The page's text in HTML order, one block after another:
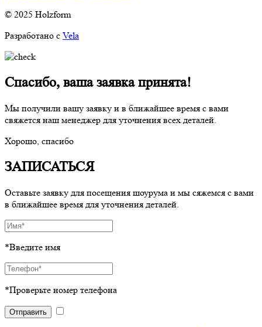
© 2025 Holzform
Разработано с Vela
Спасибо, ваша заявка принята!
Мы получили вашу заявку и в ближайшее время с вами
свяжется наш менеджер для уточнения всех деталей.
Хорошо, спасибо
ЗАПИСАТЬСЯ
Оставьте заявку для посещения шоурума и мы сяжемся с вами
в ближайшее время для уточнения деталей.
*Введите имя
*Проверьте номер телефона
Отправить